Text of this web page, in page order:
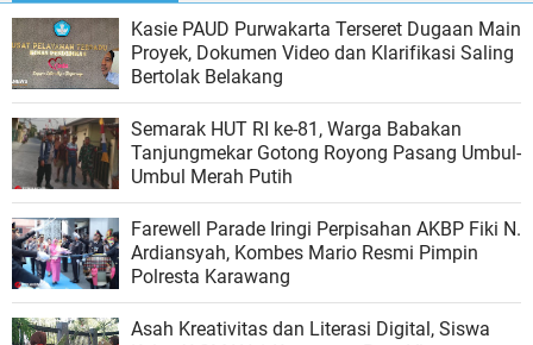
Kasie PAUD Purwakarta Terseret Dugaan Main
Proyek, Dokumen Video dan Klarifikasi Saling
Bertolak Belakang
Semarak HUT RI ke-81, Warga Babakan
Tanjungmekar Gotong Royong Pasang Umbul-
Umbul Merah Putih
Farewell Parade Iringi Perpisahan AKBP Fiki N.
Ardiansyah, Kombes Mario Resmi Pimpin
Polresta Karawang
Asah Kreativitas dan Literasi Digital, Siswa